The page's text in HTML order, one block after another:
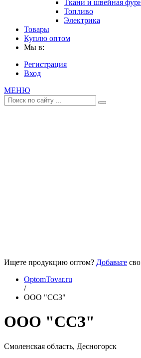
Ткани и швейная
Топливо
Электрика
Товары
Куплю оптом
Мы в:
Регистрация
Вход
МЕНЮ
Ищете продукцию оптом? Добавьте
OptomTovar.ru
/
ООО "ССЗ"
ООО "ССЗ"
Смоленская область, Десногорск